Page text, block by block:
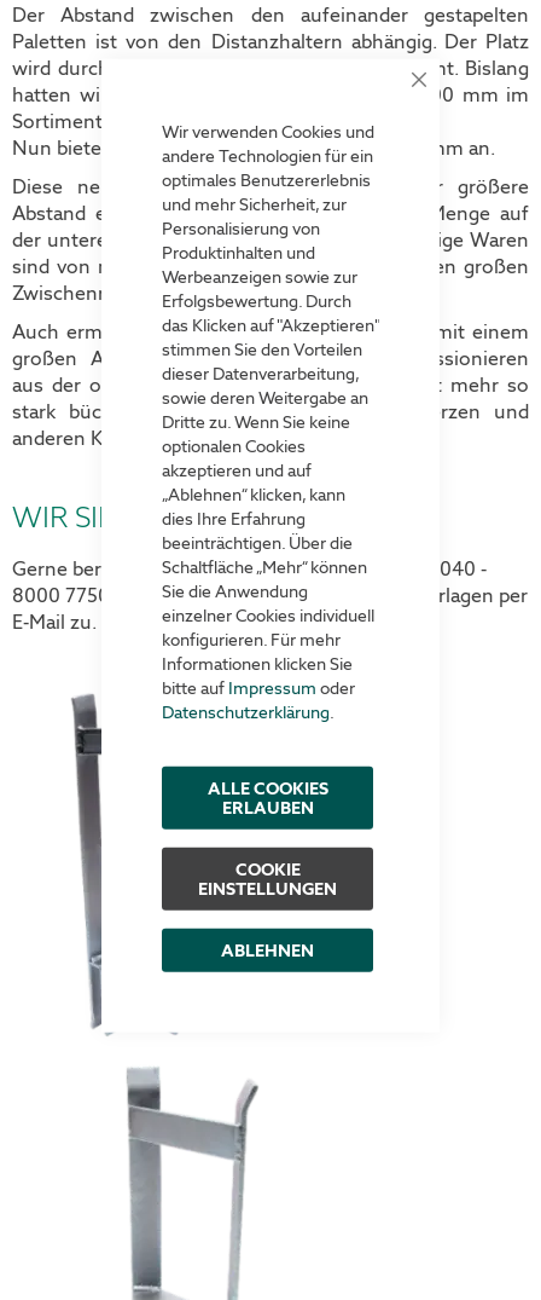
Close
Wir verwenden Cookies und
andere Technologien für ein
optimales Benutzererlebnis
und mehr Sicherheit, zur
Personalisierung von
Produktinhalten und
Werbeanzeigen sowie zur
Erfolgsbewertung. Durch
das Klicken auf "Akzeptieren"
stimmen Sie den Vorteilen
dieser Datenverarbeitung,
sowie deren Weitergabe an
Dritte zu. Wenn Sie keine
optionalen Cookies
akzeptieren und auf
„Ablehnen“ klicken, kann
dies Ihre Erfahrung
beeinträchtigen. Über die
Schaltfläche „Mehr“ können
Sie die Anwendung
einzelner Cookies individuell
konfigurieren. Für mehr
Informationen klicken Sie
bitte auf Impressum oder
Datenschutzerklärung
ALLE COOKIES
ERLAUBEN
COOKIE
EINSTELLUNGEN
ABLEHNEN
Der Abstand zwischen den aufeinander gestapelten
Paletten ist von den Distanzhaltern abhängig. Der Platz
wird durch die Höhe der Distanzhalter bestimmt. Bislang
hatten wir Lichte Höhen von 250 mm und 400 mm im
Sortiment.
Nun bieten wir noch eine dritte Höhe mit 700 mm an.
Diese neue Höhe bietet viele Vorteile. Der größere
Abstand ermöglicht es Ihnen noch größere Menge auf
der unteren Palette zu lagern. Auch großvolumige Waren
sind von nun an problemlos jederzeit durch den großen
Zwischenraum zu entnehmen.
Auch ermöglicht eine Stapelung der Paletten mit einem
großen Abstand ein ergonomisches Kommissionieren
aus der oberen Palette. Sie müssen sich nicht mehr so
stark bücken und beugen so Rückenschmerzen und
anderen Krankheiten vor.
WIR SIND FÜR SIE DA
Gerne beraten wir Sie auch telefonisch unter ✆ 040 -
8000 7750 oder wir senden Ihnen weitere Unterlagen per
E-Mail zu.